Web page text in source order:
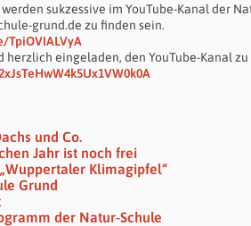
sukzessive im YouTube-Kanal der
grund.de zu finden sein.
herzlich eingeladen, den YouTube-Kanal
und Co.
Jahr ist noch frei
Klimagipfel“
Grund
der Natur-Schule